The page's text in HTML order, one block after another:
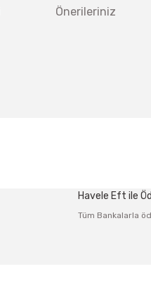
Önerileriniz
Havele Eft ile
Tüm Bankalarla